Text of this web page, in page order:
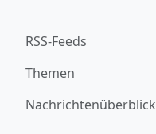
RSS-Feeds
Themen
Nachrichtenüberblick